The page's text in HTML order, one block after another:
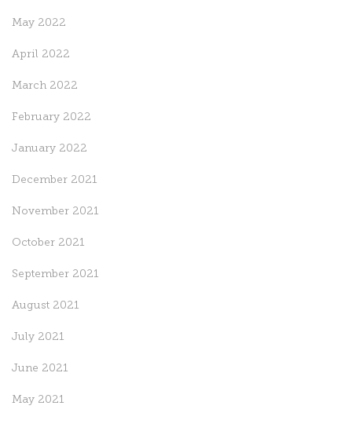
May 2022
April 2022
March 2022
February 2022
January 2022
December 2021
November 2021
October 2021
September 2021
August 2021
July 2021
June 2021
May 2021